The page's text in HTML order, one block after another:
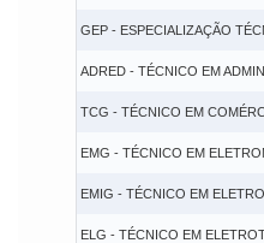
GEP - ESPECIALIZAÇÃO
ADRED - TÉCNICO EM
TCG - TÉCNICO EM
EMG - TÉCNICO EM
EMIG - TÉCNICO EM
ELG - TÉCNICO EM